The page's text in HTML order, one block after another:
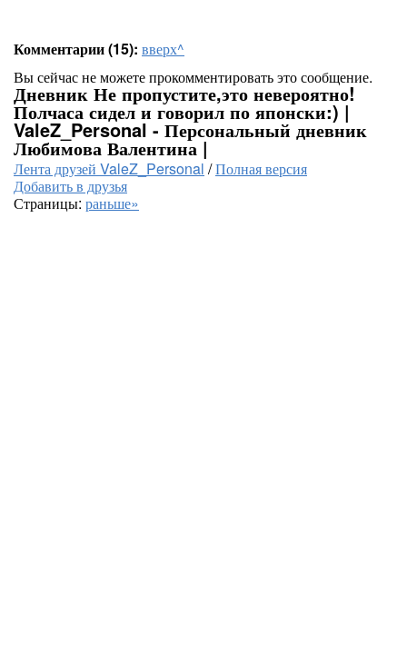
Комментарии (15): вверх^
Вы сейчас не можете прокомментировать это сообщение.
Дневник Не пропустите,это невероятно!
Полчаса сидел и говорил по японски:) |
ValeZ_Personal - Персональный дневник
Любимова Валентина |
Лента друзей ValeZ_Personal /Полная версия
Добавить в друзья
Страницы: раньше»